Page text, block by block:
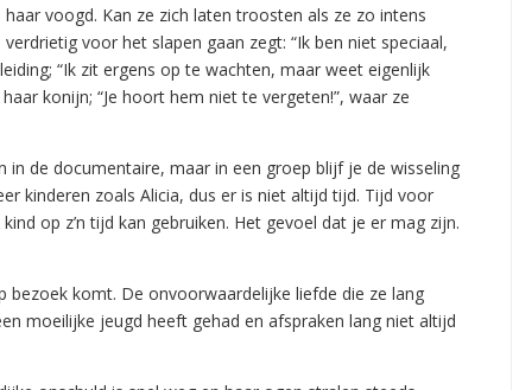
haar voogd. Kan ze zich laten troosten als ze zo intens
verdrietig voor het slapen gaan zegt: “Ik ben niet speciaal,
“Ik zit ergens op te wachten, maar weet eigenlijk
konijn; “Je hoort hem niet te vergeten!”, waar ze
in de documentaire, maar in een groep blijf je de wisseling
kinderen zoals Alicia, dus er is niet altijd tijd. Tijd voor
op z’n tijd kan gebruiken. Het gevoel dat je er mag zijn.
bezoek komt. De onvoorwaardelijke liefde die ze lang
moeilijke jeugd heeft gehad en afspraken lang niet altijd